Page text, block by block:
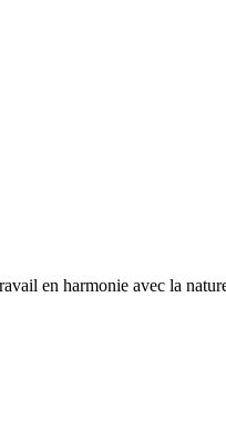
en harmonie avec la